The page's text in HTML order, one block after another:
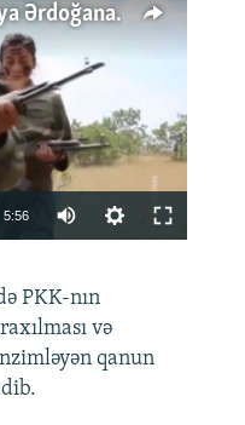
Türkiyənin dönüş nöqtəsi, ya Ərdoğana üçüncü şans: PKK ilə qəfil barışıq nə deməkdir?
480p
available
5:56
360p
480p
PKK-nın
və
qanun